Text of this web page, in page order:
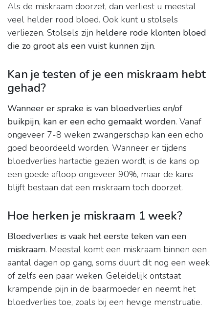
Als de miskraam doorzet, dan verliest u meestal
veel helder rood bloed. Ook kunt u stolsels
verliezen. Stolsels zijn heldere rode klonten bloed
die zo groot als een vuist kunnen zijn.
Kan je testen of je een miskraam hebt
gehad?
Wanneer er sprake is van bloedverlies en/of
buikpijn, kan er een echo gemaakt worden. Vanaf
ongeveer 7-8 weken zwangerschap kan een echo
goed beoordeeld worden. Wanneer er tijdens
bloedverlies hartactie gezien wordt, is de kans op
een goede afloop ongeveer 90%, maar de kans
blijft bestaan dat een miskraam toch doorzet.
Hoe herken je miskraam 1 week?
Bloedverlies is vaak het eerste teken van een
miskraam. Meestal komt een miskraam binnen een
aantal dagen op gang, soms duurt dit nog een week
of zelfs een paar weken. Geleidelijk ontstaat
krampende pijn in de baarmoeder en neemt het
bloedverlies toe, zoals bij een hevige menstruatie.